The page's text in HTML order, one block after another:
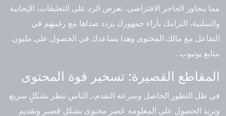
مما يتجاوز الحاجز الافتراضي. تعرض الرد على التعليقات، الإيجابية
والسلبية، التزامك بآراء جمهورك يردد صداها مع رغبتهم في
التفاعل مع مالك المحتوى وهذا يساعدك في الحصول على مليون
متابع يوتيوب .
المقاطع القصيرة: تسخير قوة المحتوى
في ظل التطور الحاصل وسرعة التقدم،ـ الناس تنظر بشكلٍ سريع
وتريد الحصول على المعلومة عَصر محتوى بشكلٍ قصير وتقديم